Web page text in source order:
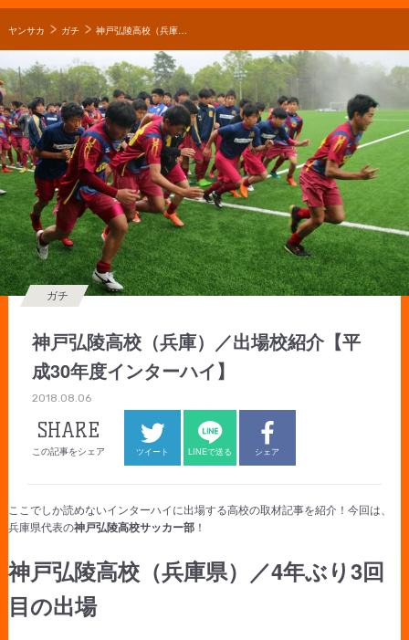
ヤンサカ ガチ 神戸弘陵高校（兵庫）／出場校紹介【平成30年度インターハイ】
神戸弘陵高校（兵庫）／出場校紹介【平
成30年度インターハイ】
ガチ
2018.08.06
SHARE
この記事をシェア ツイート LINEで送る シェア
ここでしか読めないインターハイに出場する高校の取材記事を紹介！今回は、
兵庫県代表の神戸弘陵高校サッカー部！
神戸弘陵高校（兵庫県）／4年ぶり3回
目の出場